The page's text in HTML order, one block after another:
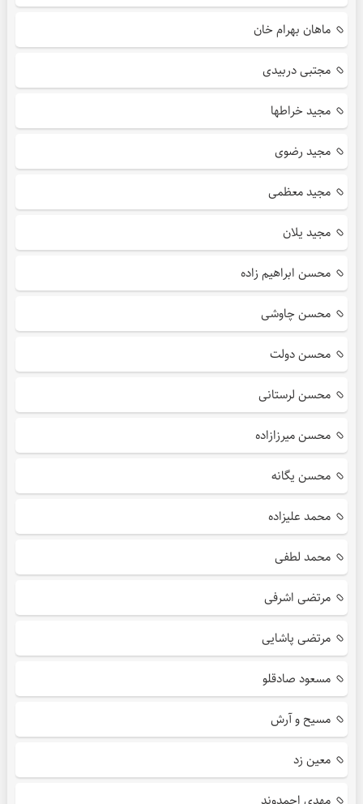
ماهان بهرام خان
مجتبی دربیدی
مجید خراطها
مجید رضوی
مجید معظمی
مجید یلان
محسن ابراهیم زاده
محسن چاوشی
محسن دولت
محسن لرستانی
محسن میرزازاده
محسن یگانه
محمد علیزاده
محمد لطفی
مرتضی اشرفی
مرتضی پاشایی
مسعود صادقلو
مسیح و آرش
معین زد